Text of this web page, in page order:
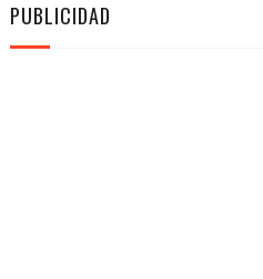
PUBLICIDAD